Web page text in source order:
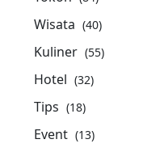
Wisata (40)
Kuliner (55)
Hotel (32)
Tips (18)
Event (13)